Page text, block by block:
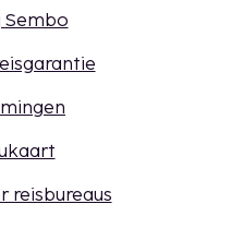
Sembo
reisbureaus